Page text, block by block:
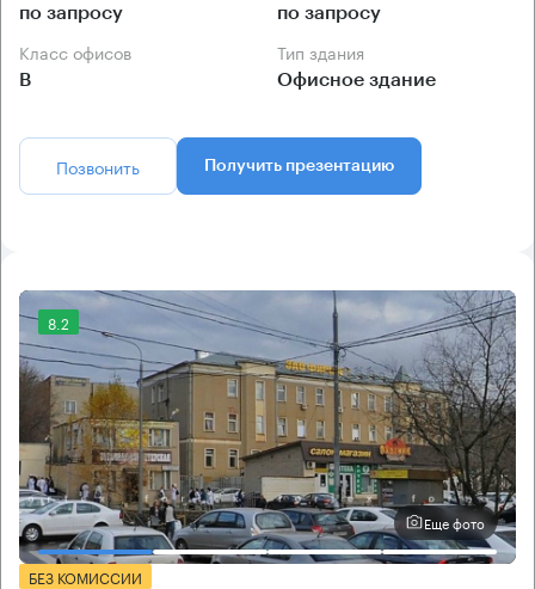
по запросу по запросу
Класс офисов
B
Тип здания
Офисное здание
Позвонить Получить презентацию
8.2
Еще фото
БЕЗ КОМИССИИ